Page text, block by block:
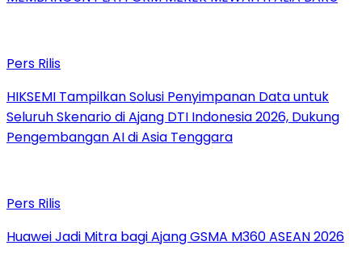
Pers Rilis
HIKSEMI Tampilkan Solusi Penyimpanan Data untuk
Seluruh Skenario di Ajang DTI Indonesia 2026, Dukung
Pengembangan AI di Asia Tenggara
Pers Rilis
Huawei Jadi Mitra bagi Ajang GSMA M360 ASEAN 2026